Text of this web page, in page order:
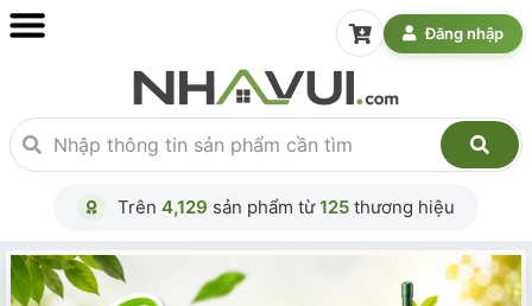
Đăng nhập
Trên 4,129 sản phẩm từ125 thương hiệu